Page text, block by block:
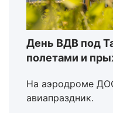
День ВДВ под
полетами и
На аэродроме
авиапраздник.